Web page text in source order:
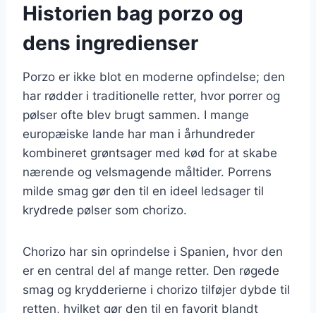
Historien bag porzo og
dens ingredienser
Porzo er ikke blot en moderne opfindelse; den
har rødder i traditionelle retter, hvor porrer og
pølser ofte blev brugt sammen. I mange
europæiske lande har man i århundreder
kombineret grøntsager med kød for at skabe
nærende og velsmagende måltider. Porrens
milde smag gør den til en ideel ledsager til
krydrede pølser som chorizo.
Chorizo har sin oprindelse i Spanien, hvor den
er en central del af mange retter. Den røgede
smag og krydderierne i chorizo tilføjer dybde til
retten, hvilket gør den til en favorit blandt